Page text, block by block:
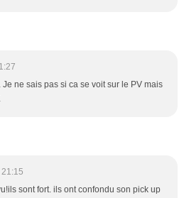
Je ne sais pas si ca se voit sur le PV mais
sont fort. ils ont confondu son pick up